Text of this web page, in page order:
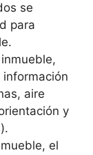
se
para
aire
y
el